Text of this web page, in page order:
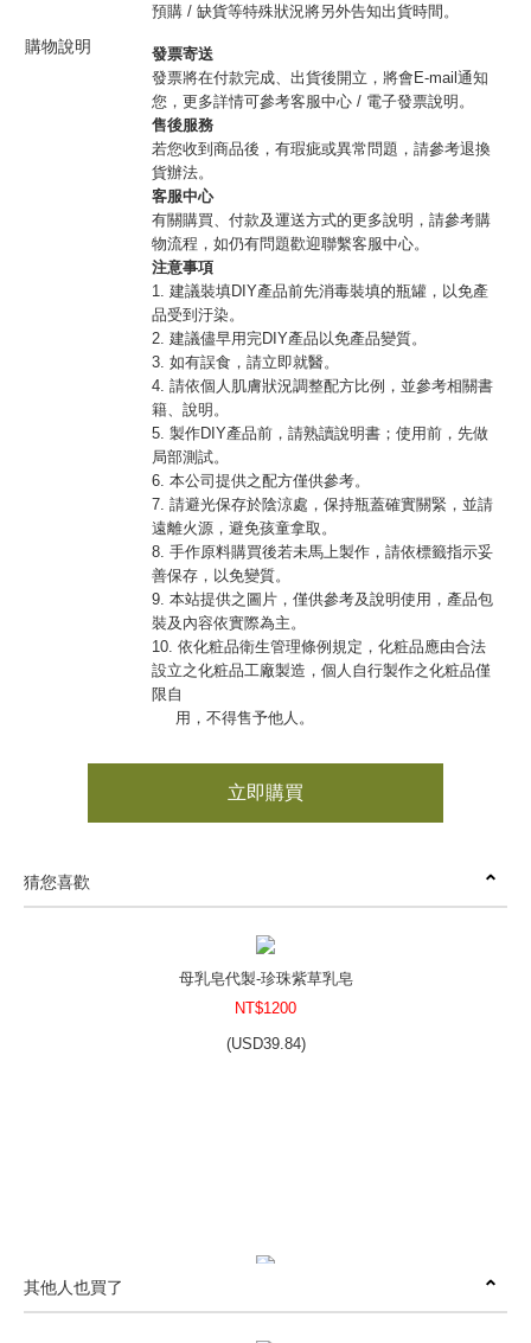
預購 / 缺貨等特殊狀況將另外告知出貨時間。
購物說明
發票寄送
發票將在付款完成、出貨後開立，將會E-mail通知
您，更多詳情可參考客服中心 / 電子發票說明。
售後服務
若您收到商品後，有瑕疵或異常問題，請參考退換
貨辦法。
客服中心
有關購買、付款及運送方式的更多說明，請參考購
物流程，如仍有問題歡迎聯繫客服中心。
注意事項
1. 建議裝填DIY產品前先消毒裝填的瓶罐，以免產
品受到汙染。
2. 建議儘早用完DIY產品以免產品變質。
3. 如有誤食，請立即就醫。
4. 請依個人肌膚狀況調整配方比例，並參考相關書
籍、說明。
5. 製作DIY產品前，請熟讀說明書；使用前，先做
局部測試。
6. 本公司提供之配方僅供參考。
7. 請避光保存於陰涼處，保持瓶蓋確實關緊，並請
遠離火源，避免孩童拿取。
8. 手作原料購買後若未馬上製作，請依標籤指示妥
善保存，以免變質。
9. 本站提供之圖片，僅供參考及說明使用，產品包
裝及內容依實際為主。
10. 依化粧品衛生管理條例規定，化粧品應由合法
設立之化粧品工廠製造，個人自行製作之化粧品僅
限自
用，不得售予他人。
立即購買
猜您喜歡
母乳皂代製-珍珠紫草乳皂
NT$1200
(USD39.84)
其他人也買了